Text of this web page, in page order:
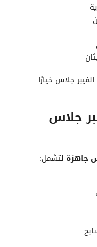
جلاس خيارًا
جلاس
جاهزة لتشمل: